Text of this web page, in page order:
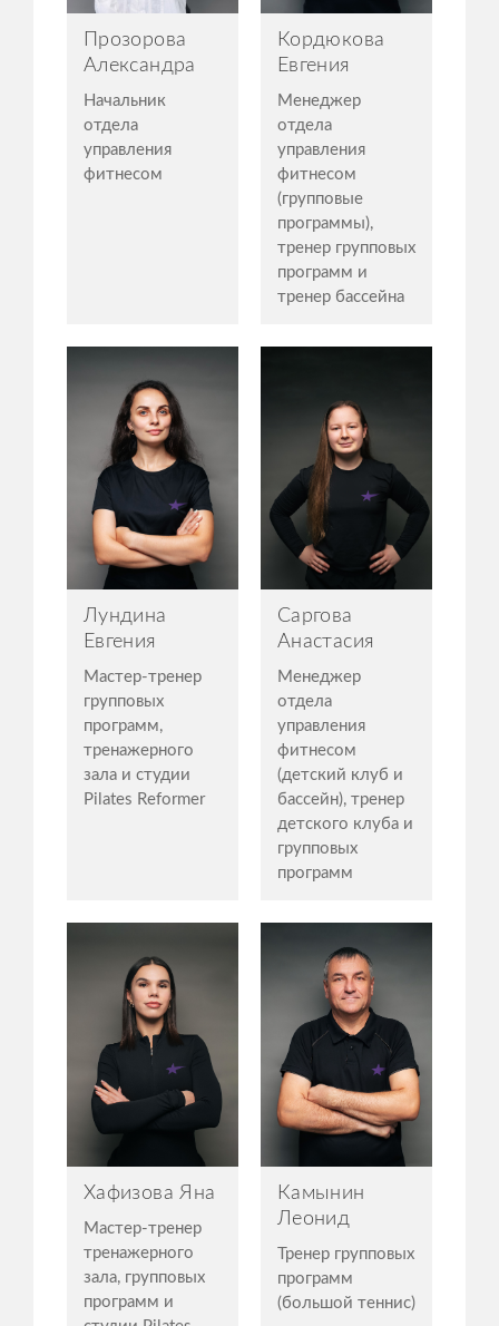
Прозорова
Александра
Начальник
отдела
управления
фитнесом
Кордюкова
Евгения
Менеджер
отдела
управления
фитнесом
(групповые
программы),
тренер групповых
программ и
тренер бассейна
Лундина
Евгения
Мастер-тренер
групповых
программ,
тренажерного
зала и студии
Pilates Reformer
Саргова
Анастасия
Менеджер
отдела
управления
фитнесом
(детский клуб и
бассейн), тренер
детского клуба и
групповых
программ
Хафизова Яна
Мастер-тренер
тренажерного
зала, групповых
программ и
Камынин
Леонид
Тренер групповых
программ
(большой теннис)